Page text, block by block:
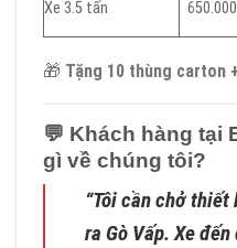
Xe 3.5 tấn
🎁 Tặng 10 thùng carton
💬 Khách hàng tại
gì về chúng tôi?
“Tôi cần chở
ra Gò Vấp. Xe